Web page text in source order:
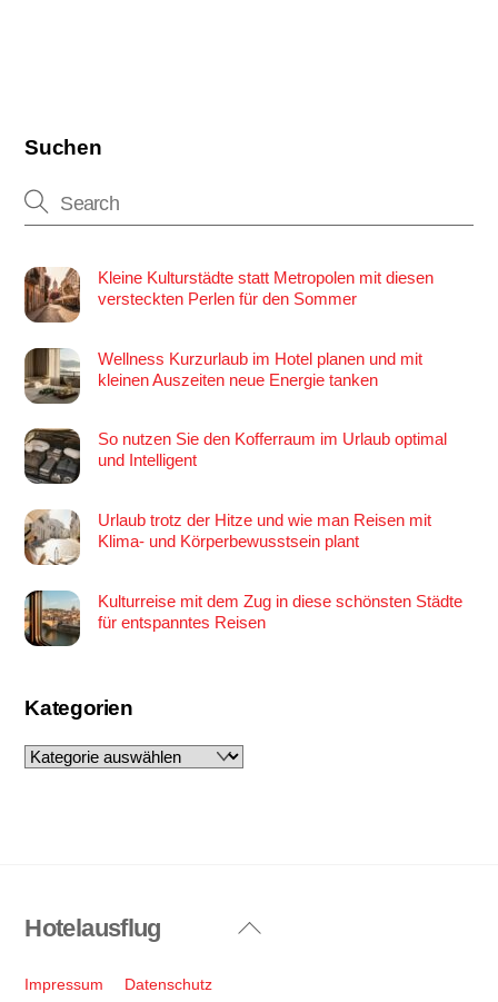
Suchen
Kleine Kulturstädte statt Metropolen mit diesen
versteckten Perlen für den Sommer
Wellness Kurzurlaub im Hotel planen und mit
kleinen Auszeiten neue Energie tanken
So nutzen Sie den Kofferraum im Urlaub optimal
und Intelligent
Urlaub trotz der Hitze und wie man Reisen mit
Klima- und Körperbewusstsein plant
Kulturreise mit dem Zug in diese schönsten Städte
für entspanntes Reisen
Kategorien
Kategorien
Back
Hotelausflug
Impressum Datenschutz